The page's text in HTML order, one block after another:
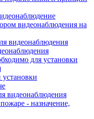
видеонаблюдения на
видеонаблюдения
для установки
видеонаблюдения
- назначение,